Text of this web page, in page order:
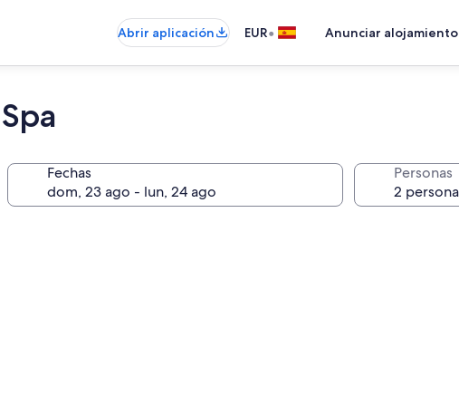
Abrir aplicación EUR• Anunciar alojamiento
Fechas Personas